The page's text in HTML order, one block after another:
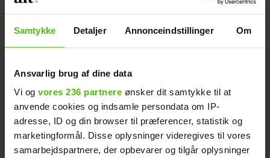
Samtykke Detaljer Annonceindstillinger Om
Ansvarlig brug af dine data
Vi og vores 236 partnere ønsker dit samtykke til at
anvende cookies og indsamle persondata om IP-
adresse, ID og din browser til præferencer, statistik og
marketingformål. Disse oplysninger videregives til vores
samarbejdspartnere, der opbevarer og tilgår oplysninger
Læs også:
SMUGKIG ‘De 3
Wichmanns': Adam får farvet øjenbryn
af Amalie